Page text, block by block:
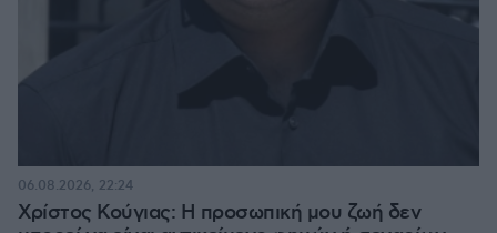
Χρίστος Κούγιας: Η προσωπική μου ζωή δεν
06.08.2026, 22:24